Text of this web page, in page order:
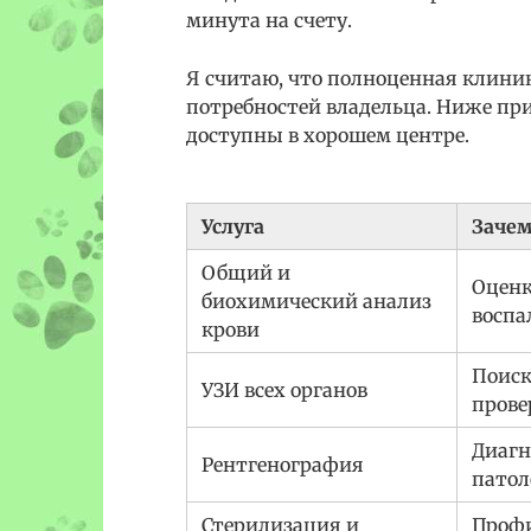
минута на счету.
Я считаю, что полноценная
потребностей владельца. Ниже
доступны в хорошем центре.
Услуга
Общий и
биохимический анализ
крови
УЗИ всех органов
Рентгенография
Стерилизация и